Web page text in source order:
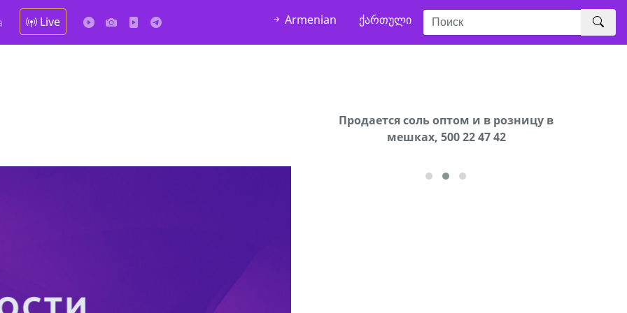
Live Armenian ქართული
Продается соль оптом и в розницу в
мешках, 500 22 47 42
В городе Ниноцминда около фастфуда Hask
cдается в аренду дом, 571 30 57